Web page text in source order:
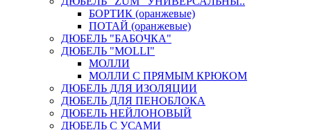
БОРТИК (оранжевые)
ПОТАЙ (оранжевые)
ДЮБЕЛЬ "БАБОЧКА"
ДЮБЕЛЬ "МOLLI"
МОЛЛИ
МОЛЛИ С ПРЯМЫМ КРЮКОМ
ДЮБЕЛЬ ДЛЯ ИЗОЛЯЦИИ
ДЮБЕЛЬ ДЛЯ ПЕНОБЛОКА
ДЮБЕЛЬ НЕЙЛОНОВЫЙ
ДЮБЕЛЬ С УСАМИ